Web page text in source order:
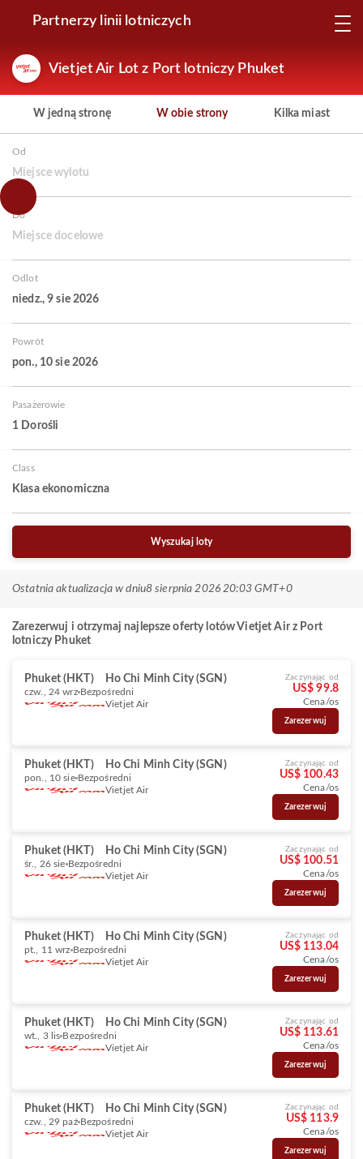
Partnerzy linii lotniczych
Vietjet Air Lot z Port lotniczy Phuket
W jedną stronę W obie strony Kilka miast
Od
Miejsce wylotu
Do
Miejsce docelowe
Odlot
niedz., 9 sie 2026
Powrót
pon., 10 sie 2026
Pasażerowie
1 Dorośli
Class
Klasa ekonomiczna
Wyszukaj loty
Ostatnia aktualizacja w dniu8 sierpnia 2026 20:03 GMT+0
Zarezerwuj i otrzymaj najlepsze oferty lotów Vietjet Air z Port
lotniczy Phuket
Phuket (HKT) Ho Chi Minh City (SGN)
czw., 24 wrz Bezpośredni
Vietjet Air
Zaczynając od
US$ 99.8
Cena/os
Zarezerwuj
Phuket (HKT) Ho Chi Minh City (SGN)
pon., 10 sie Bezpośredni
Vietjet Air
Zaczynając od
US$ 100.43
Cena/os
Zarezerwuj
Phuket (HKT) Ho Chi Minh City (SGN)
śr., 26 sie Bezpośredni
Vietjet Air
Zaczynając od
US$ 100.51
Cena/os
Zarezerwuj
Phuket (HKT) Ho Chi Minh City (SGN)
pt., 11 wrz Bezpośredni
Vietjet Air
Zaczynając od
US$ 113.04
Cena/os
Zarezerwuj
Phuket (HKT) Ho Chi Minh City (SGN)
wt., 3 lis Bezpośredni
Vietjet Air
Zaczynając od
US$ 113.61
Cena/os
Zarezerwuj
Phuket (HKT) Ho Chi Minh City (SGN)
czw., 29 paź Bezpośredni
Vietjet Air
Zaczynając od
US$ 113.9
Cena/os
Zarezerwuj